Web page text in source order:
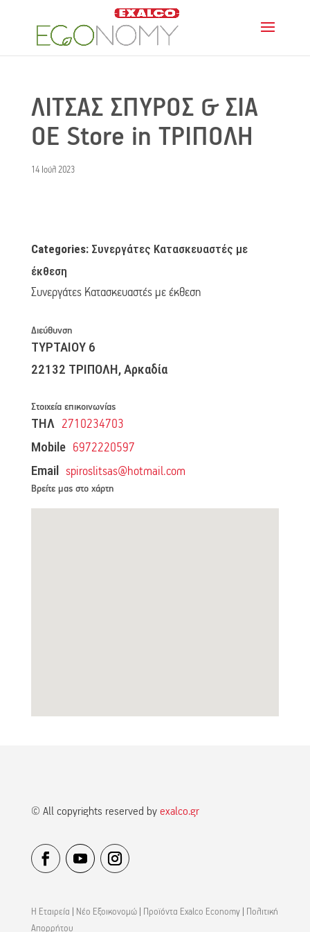
ΛΙΤΣΑΣ ΣΠΥΡΟΣ & ΣΙΑ
ΟΕ Store in ΤΡΙΠΟΛΗ
14 Ιούλ 2023
Categories: Συνεργάτες Κατασκευαστές με
έκθεση
Συνεργάτες Κατασκευαστές με έκθεση
Διεύθυνση
ΤΥΡΤΑΙΟΥ 6
22132 ΤΡΙΠΟΛΗ, Αρκαδία
Στοιχεία επικοινωνίας
ΤΗΛ 2710234703
Mobile 6972220597
Email spiroslitsas@hotmail.com
Βρείτε μας στο χάρτη
© All copyrights reserved by exalco.gr
Η Εταιρεία Νέο Εξοικονομώ| Προϊόντα Exalco Economy| Πολιτική
Απορρήτου